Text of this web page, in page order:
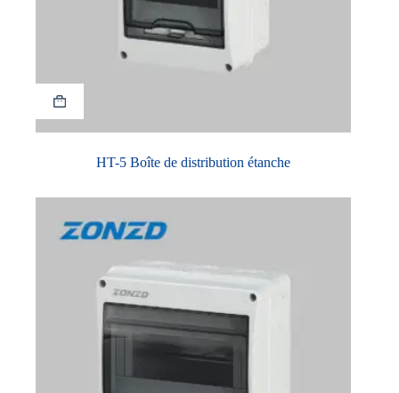
HT-5 Boîte de distribution étanche